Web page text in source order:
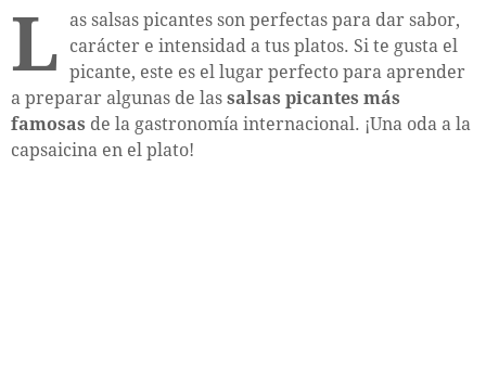
L as salsas picantes son perfectas para dar sabor,
carácter e intensidad a tus platos. Si te gusta el
picante, este es el lugar perfecto para aprender
a preparar algunas de las salsas picantes más
famosas de la gastronomía internacional. ¡Una oda a la
capsaicina en el plato!